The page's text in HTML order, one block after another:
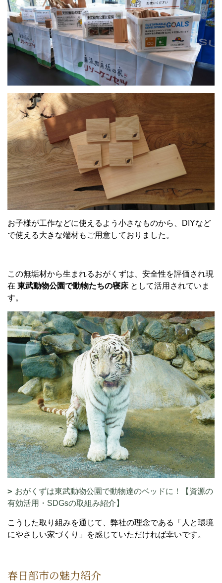
お子様が工作などに使えるよう小さなものから、DIYなど
で使える大きな端材もご用意しておりました。
この無垢材から生まれるおがくずは、安全性を評価され現
在 東武動物公園で動物たちの寝床として活用されていま
す。
おがくずは東武動物公園で動物達のベッドに！【資源の
有効活用・SDGsの取組み紹介】
こうした取り組みを通じて、弊社の理念である「人と環境
にやさしい家づくり」を感じていただければ幸いです。
春日部市の魅力紹介